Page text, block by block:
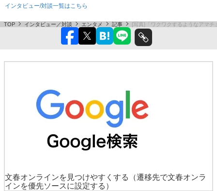
インタビュー/対談一覧はこちら
TOP インタビュー／対談 エンタメ 記事 [写真]「ワクワクするようなアマ
文春オンラインを見つけやすくする
（遷移先で文春オンラ
インを優先ソースに設定する）